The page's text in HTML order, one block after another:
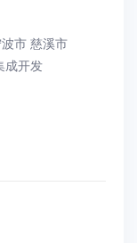
市 慈溪市
成开发